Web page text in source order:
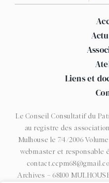
Liens et
Le Conseil Consultatif du
au registre des
Mulhouse le 7/4/2006
webmaster et responsable
Archives – 68100